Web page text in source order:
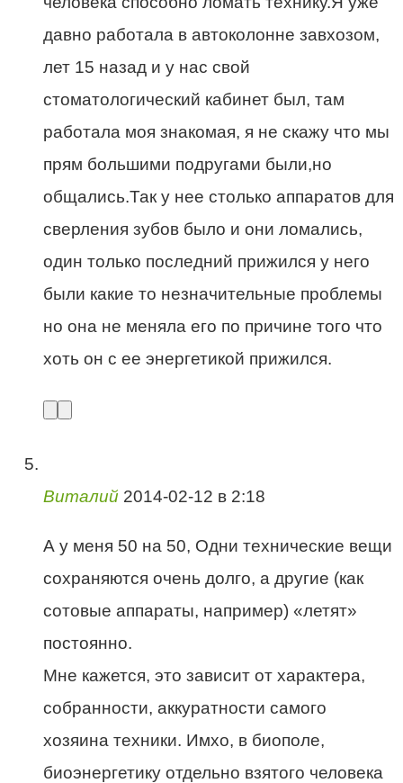
давно работала в автоколонне завхозом,
лет 15 назад и у нас свой
стоматологический кабинет был, там
работала моя знакомая, я не скажу что мы
прям большими подругами были,но
общались.Так у нее столько аппаратов для
сверления зубов было и они ломались,
один только последний прижился у него
были какие то незначительные проблемы
но она не меняла его по причине того что
хоть он с ее энергетикой прижился.
Виталий 2014-02-12 в 2:18
А у меня 50 на 50, Одни технические вещи
сохраняются очень долго, а другие (как
сотовые аппараты, например) «летят»
постоянно.
Мне кажется, это зависит от характера,
собранности, аккуратности самого
хозяина техники. Имхо, в биополе,
биоэнергетику отдельно взятого человека